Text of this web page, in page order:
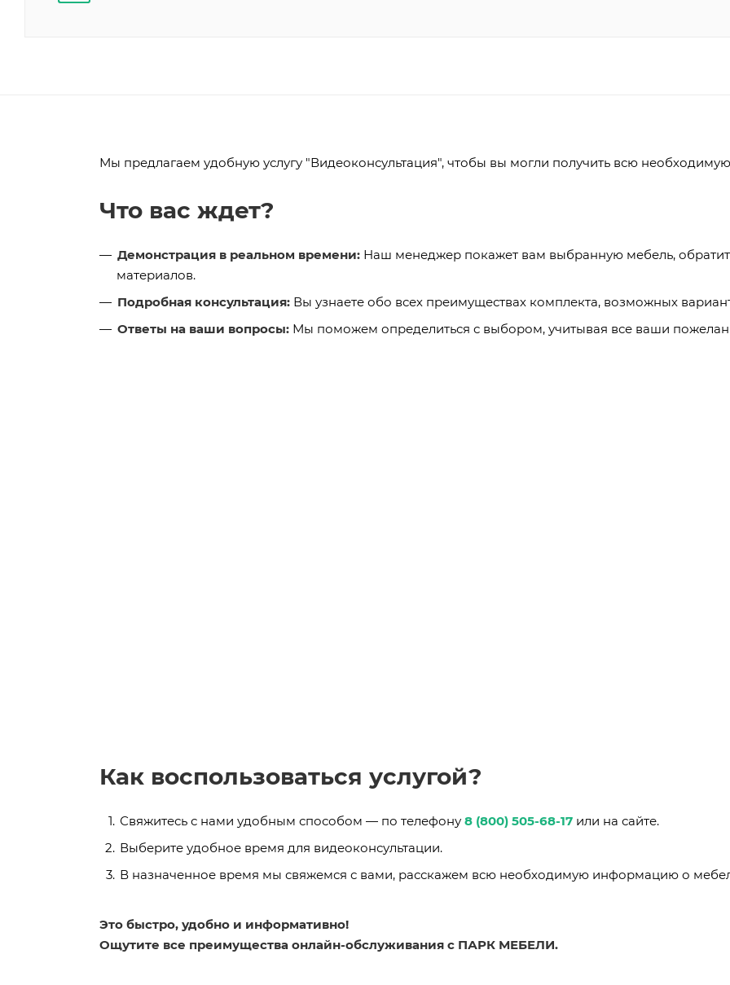
Мы предлагаем удобную услугу "Видеоконсультация", чтобы вы могли получить всю
Что вас ждет?
Демонстрация в реальном времени: Наш менеджер покажет вам выбранную мебель,
материалов.
Подробная консультация: Вы узнаете обо всех преимуществах комплекта, возможных
Ответы на ваши вопросы: Мы поможем определиться с выбором, учитывая все ваши
Как воспользоваться услугой?
Свяжитесь с нами удобным способом — по телефону 8 (800) 505-68-17 или на сайте.
Выберите удобное время для видеоконсультации.
В назначенное время мы свяжемся с вами, расскажем всю необходимую информацию о
Это быстро, удобно и информативно!
Ощутите все преимущества онлайн-обслуживания с ПАРК МЕБЕЛИ.